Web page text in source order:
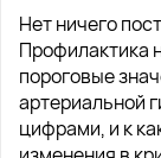
Нет ничего
Профилактика
пороговые
артериальной
цифрами, и к